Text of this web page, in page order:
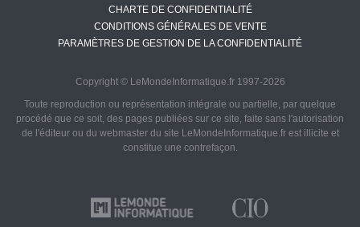
CHARTE DE CONFIDENTIALITÉ
CONDITIONS GÉNÉRALES DE VENTE
PARAMÈTRES DE GESTION DE LA CONFIDENTIALITÉ
Copyright © LeMondeInformatique.fr 1997-2026
Toute reproduction ou représentation intégrale ou partielle, par quelque
procédé que ce soit, des pages publiées sur ce site, faite sans l'autorisation
de l'éditeur ou du webmaster du site LeMondeInformatique.fr est illicite et
constitue une contrefaçon.